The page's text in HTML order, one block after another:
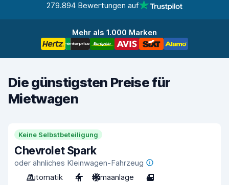
279.894 Bewertungen auf
Mehr als 1.000 Marken
Die günstigsten Preise für
Mietwagen
Keine Selbstbeteiligung
Chevrolet Spark
oder ähnliches Kleinwagen-Fahrzeug
Automatik
4 Klimaanlage 4